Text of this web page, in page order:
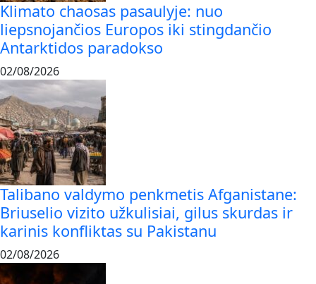
Klimato chaosas pasaulyje: nuo
liepsnojančios Europos iki stingdančio
Antarktidos paradokso
02/08/2026
Talibano valdymo penkmetis Afganistane:
Briuselio vizito užkulisiai, gilus skurdas ir
karinis konfliktas su Pakistanu
02/08/2026